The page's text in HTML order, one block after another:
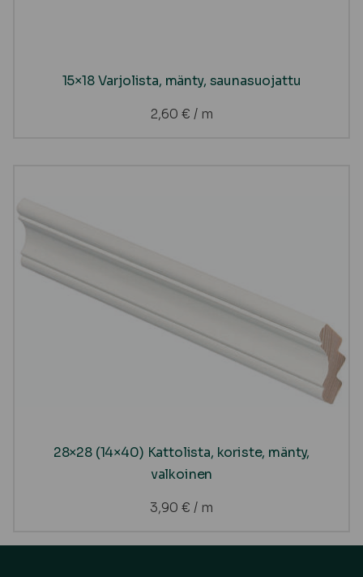
15×18 Varjolista, mänty, saunasuojattu
2,60 € / m
28×28 (14×40) Kattolista, koriste, mänty,
valkoinen
3,90 € / m